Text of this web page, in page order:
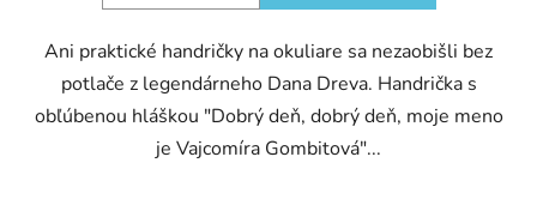
Ani praktické handričky na okuliare sa nezaobišli bez
potlače z legendárneho Dana Dreva. Handrička s
obľúbenou hláškou "Dobrý deň, dobrý deň, moje meno
je Vajcomíra Gombitová"...